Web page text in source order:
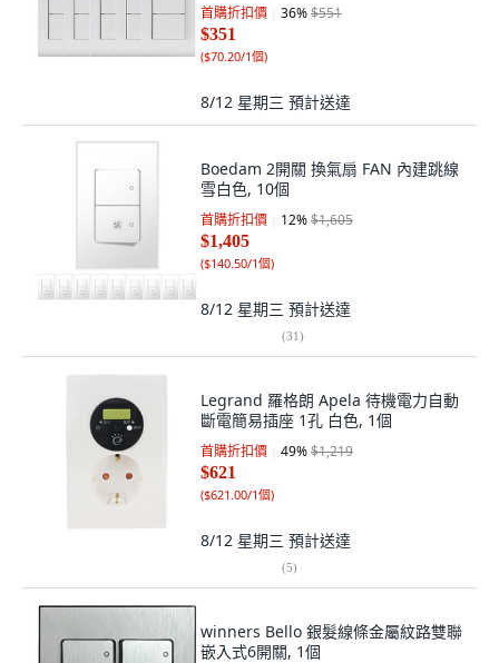
首購折扣價 36%$551
$351
($70.20/1個)
8/12 星期三 預計送達
Boedam 2開關 換氣扇 FAN 內建跳線
雪白色, 10個
首購折扣價 12%$1,605
$1,405
($140.50/1個)
8/12 星期三 預計送達
(31)
Legrand 羅格朗 Apela 待機電力自動
斷電簡易插座 1孔 白色, 1個
首購折扣價 49%$1,219
$621
($621.00/1個)
8/12 星期三 預計送達
(5)
winners Bello 銀髮線條金屬紋路雙聯
嵌入式6開關, 1個